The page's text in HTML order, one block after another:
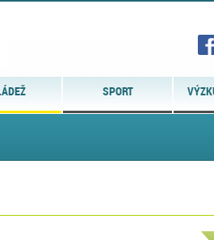
SPORT